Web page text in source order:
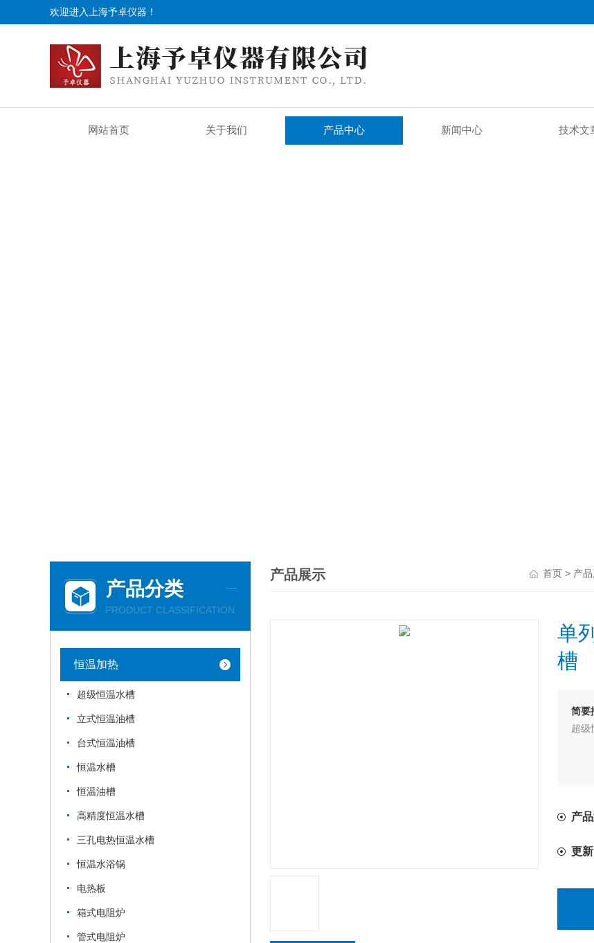
欢迎进入上海予卓仪器！
网站首页 关于我们 产品中心 新闻中心 技术文
产品分类
PRODUCT CLASSIFICATION
恒温加热
超级恒温水槽
立式恒温油槽
台式恒温油槽
恒温水槽
恒温油槽
高精度恒温水槽
三孔电热恒温水槽
恒温水浴锅
电热板
箱式电阻炉
管式电阻炉
产品展示 首页 > 产
单
槽
简要
超级
产
更新